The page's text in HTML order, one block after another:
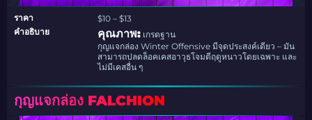
ราคา
$10 – $13
คำอธิบาย
คุณภาพ: เกรดฐาน
กุญแจกล่อง Winter Offensive มีจุดประสงค์เดียว – มัน
สามารถปลดล็อคเคสอาวุธโจมตีฤดูหนาวโดยเฉพาะ และ
ไม่มีเคสอื่น ๆ
กุญแจกล่อง FALCHION